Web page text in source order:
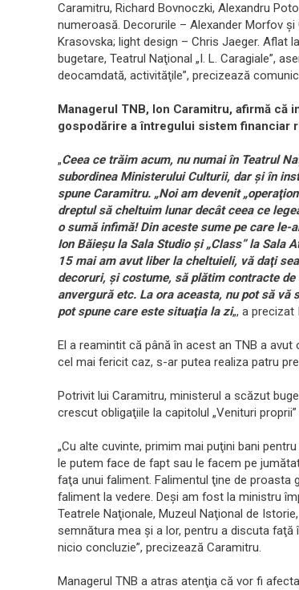
Caramitru, Richard Bovnoczki, Alexandru
numeroasă. Decorurile – Alexander Morfov
Krasovska; light design – Chris Jaeger. Aflat
bugetare, Teatrul Naţional „I. L. Caragiale”,
deocamdată, activităţile”, precizează
Managerul TNB, Ion Caramitru, afirmă că
gospodărire a întregului sistem financiar
„Ceea ce trăim acum, nu numai în Teatrul
subordinea Ministerului Culturii, dar şi în
spune Caramitru. „Noi am devenit
dreptul să cheltuim lunar decât ceea ce
o sumă infimă! Din aceste sume pe care le-
Ion Băieşu la Sala Studio şi „Class” la
15 mai am avut liber la cheltuieli, vă daţi
decoruri, şi costume, să plătim contracte
anvergură etc. La ora aceasta, nu pot să vă
pot spune care este situaţia la zi„, a precizat
El a reamintit că până în acest an TNB a
cel mai fericit caz, s-ar putea realiza patru
Potrivit lui Caramitru, ministerul a scăzut
crescut obligaţiile la capitolul „Venituri
„Cu alte cuvinte, primim mai puţini bani
le putem face de fapt sau le facem pe
faţa unui faliment. Falimentul ţine de proasta
faliment la vedere. Deşi am fost la ministru
Teatrele Naţionale, Muzeul Naţional de
semnătura mea şi a lor, pentru a discuta
nicio concluzie”, precizează Caramitru.
Managerul TNB a atras atenţia că vor fi